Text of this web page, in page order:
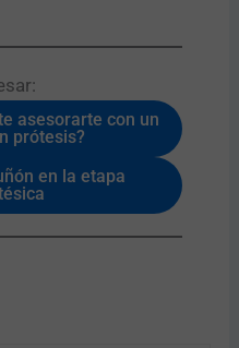
asesorarte con un
prótesis?
en la etapa